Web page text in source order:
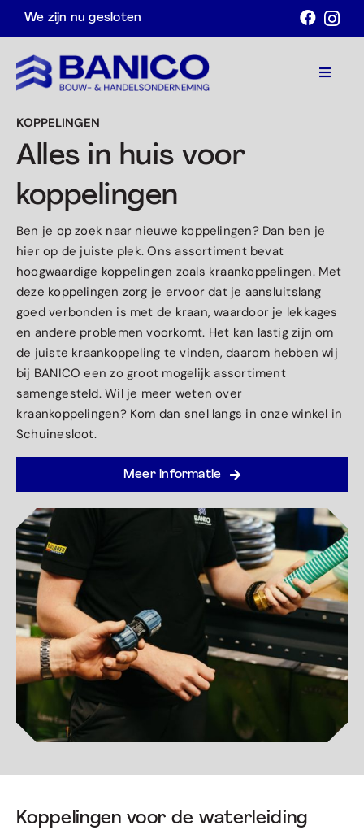
We zijn nu gesloten
Toggle
Home
Assortiment
Acties
Over ons
Contact
Afspraak maken
KOPPELINGEN
Alles in huis voor
koppelingen
Ben je op zoek naar nieuwe koppelingen? Dan ben je
hier op de juiste plek. Ons assortiment bevat
hoogwaardige koppelingen zoals kraankoppelingen. Met
deze koppelingen zorg je ervoor dat je aansluitslang
goed verbonden is met de kraan, waardoor je lekkages
en andere problemen voorkomt. Het kan lastig zijn om
de juiste kraankoppeling te vinden, daarom hebben wij
bij BANICO een zo groot mogelijk assortiment
samengesteld. Wil je meer weten over
kraankoppelingen? Kom dan snel langs in onze winkel in
Schuinesloot.
Meer informatie
Koppelingen voor de waterleiding